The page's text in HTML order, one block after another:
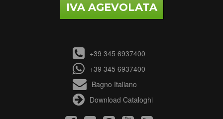
IVA AGEVOLATA
+39 345 6937400
+39 345 6937400
Bagno Italiano
Download Cataloghi